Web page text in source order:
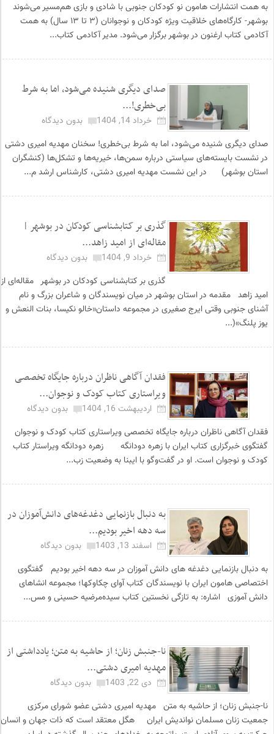
به همت انتشارات هامون نو کودکان جنوبی با شادی و بازی هم‌مسیر می‌شوند
بوشهر- کارگاه‌های خلاقیت ویژه کودکان و نوجوانان (۳ تا ۱۳ سال) به همت
آکادمی کتاب ارغنون در بوشهر برگزار می‌شود. مدیر آکادمی کتاب...
صدای دیگری شنیده می‌شود، اما به شرط
بی‌خطری!...
خرداد 14, 1404
بدون دیدگاه
صدای دیگری شنیده می‌شود، اما به شرط بی‌خطری! سخنان مهدیه امیری دشتی
در نشست بایسته‌های سیاستی درباره سمن‌ها، خیریه‌ها و تشکل‌ها (کنشگران
استان بوشهر) در این نشست مهدیه امیری دشتی، کارشناس ارشد م...
گذری بر کتابشناسی کودکان در بوشهر |
مقاله‌ای از امید زاهد...
خرداد 9, 1404
بدون دیدگاه
گذری بر کتابشناسی کودکان در بوشهر مقاله‌ای از
امید زاهد مقدمه در استان بوشهر در میان نویسندگان و شاعران بزرگ و نام
آشنای جنوبی وقتی ایرج صغیری در مجموعه داستان«خالو نکیسا، بنات النعش و
یوز پلنگ»(...
فقدان آگاهی ناظران درباره جایگاه تخصصی
ویراستاری کتاب کودک و نوجوان...
اردیبهشت 16, 1404
بدون دیدگاه
فقدان آگاهی ناظران درباره جایگاه تخصصی ویراستاری کتاب کودک و نوجوان
گفتگوی خبرگزاری کتاب ایران با زهره دودانگه زهره دودانگه ویراستار کتاب
کودک و نوجوان است. او در گفت‌وگو با ایبنا به وضعیت زب...
به دنبال بازنمایی دغدغه‌های دانش‌آموزان در
سه دهه اخیر بودیم...
اسفند 13, 1403
بدون دیدگاه
به دنبال بازنمایی دغدغه های دانش آموزان در سه دهه اخیر بودیم گفتگوی
اختصاصی هامون ایران با نویسندگان کتاب آوای چکاوکها؛ مجموعه انشاهای
دانش آموزی اشاره: به تازگی نخستین کتاب سیده‌مرضیه حسینی و مس...
نا-جنبش زنان؛ از حاشیه به متن؛ یادداشتی از
مهدیه امیری دشتی...
دی 22, 1403
بدون دیدگاه
نا-جنبش زنان؛ از حاشیه به متن مهدیه امیری دشتی عضو شورای مرکزی
جمعیت زنان مسلمان نواندیش ایران هگل معتقد است که ذات جهان و انسان